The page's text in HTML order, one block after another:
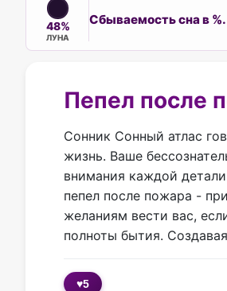
48%
ЛУНА
Сбываемость сна в %.
Пепел после
Сонник Сонный атлас
жизнь. Ваше
внимания каждой
пепел после пожара -
желаниям вести вас,
полноты бытия.
♥5